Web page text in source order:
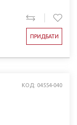
ПРИДБАТИ
КОД: 04554-040